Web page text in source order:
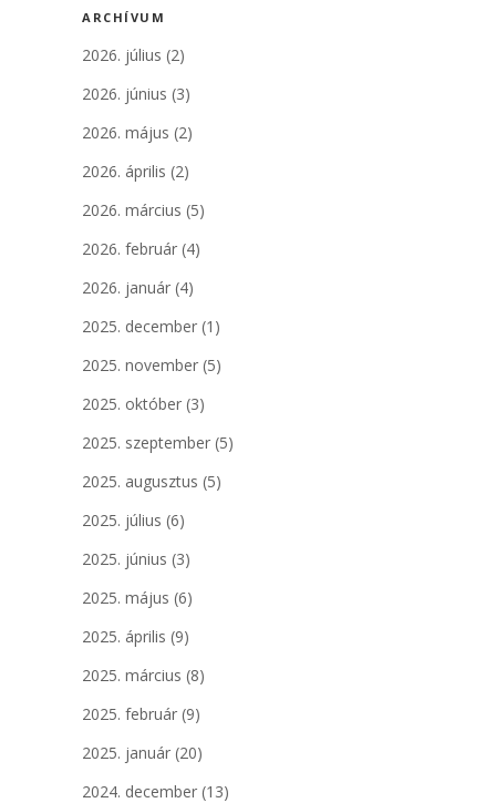
ARCHÍVUM
2026. július (2)
2026. június (3)
2026. május (2)
2026. április (2)
2026. március (5)
2026. február (4)
2026. január (4)
2025. december (1)
2025. november (5)
2025. október (3)
2025. szeptember (5)
2025. augusztus (5)
2025. július (6)
2025. június (3)
2025. május (6)
2025. április (9)
2025. március (8)
2025. február (9)
2025. január (20)
2024. december (13)